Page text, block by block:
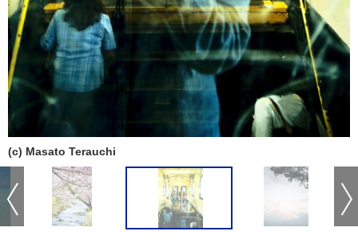
(c) Masato Terauchi